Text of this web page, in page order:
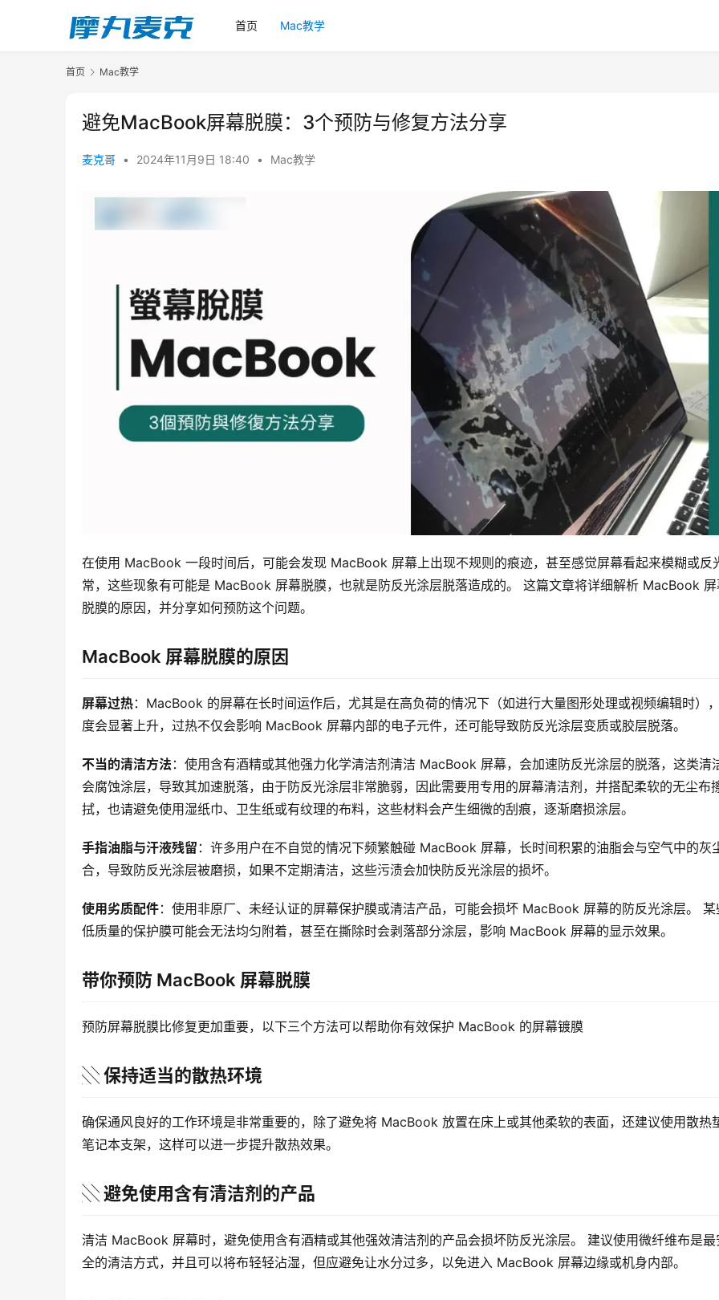
首页 Mac教学
首页 Mac教学
避免MacBook屏幕脱膜：3个预防与修复方法分享
麦克哥 • 2024年11月9日 18:40 • Mac教学
在使用 MacBook 一段时间后，可能会发现 MacBook 屏幕上出现不规则的痕迹，甚至感觉屏幕看起来模糊或反
常，这些现象有可能是 MacBook 屏幕脱膜，也就是防反光涂层脱落造成的。 这篇文章将详细解析 MacBook
脱膜的原因，并分享如何预防这个问题。
MacBook 屏幕脱膜的原因
屏幕过热：MacBook 的屏幕在长时间运作后，尤其是在高负荷的情况下（如进行大量图形处理或视频编辑时）
度会显著上升，过热不仅会影响 MacBook 屏幕内部的电子元件，还可能导致防反光涂层变质或胶层脱落。
不当的清洁方法 ：使用含有酒精或其他强力化学清洁剂清洁 MacBook 屏幕，会加速防反光涂层的脱落，这类清
会腐蚀涂层，导致其加速脱落，由于防反光涂层非常脆弱，因此需要用专用的屏幕清洁剂，并搭配柔软的无尘布
拭，也请避免使用湿纸巾、卫生纸或有纹理的布料，这些材料会产生细微的刮痕，逐渐磨损涂层。
手指油脂与汗液残留 ：许多用户在不自觉的情况下频繁触碰 MacBook 屏幕，长时间积累的油脂会与空气中的灰
合，导致防反光涂层被磨损，如果不定期清洁，这些污渍会加快防反光涂层的损坏。
使用劣质配件：使用非原厂、未经认证的屏幕保护膜或清洁产品，可能会损坏 MacBook 屏幕的防反光涂层。 某
低质量的保护膜可能会无法均匀附着，甚至在撕除时会剥落部分涂层，影响 MacBook 屏幕的显示效果。
带你预防 MacBook 屏幕脱膜
预防屏幕脱膜比修复更加重要，以下三个方法可以帮助你有效保护 MacBook 的屏幕镀膜
░ 保持适当的散热环境
确保通风良好的工作环境是非常重要的，除了避免将 MacBook 放置在床上或其他柔软的表面，还建议使用散热
笔记本支架，这样可以进一步提升散热效果。
░ 避免使用含有清洁剂的产品
清洁 MacBook 屏幕时，避免使用含有酒精或其他强效清洁剂的产品会损坏防反光涂层。 建议使用微纤维布是最
全的清洁方式，并且可以将布轻轻沾湿，但应避免让水分过多，以免进入 MacBook 屏幕边缘或机身内部。